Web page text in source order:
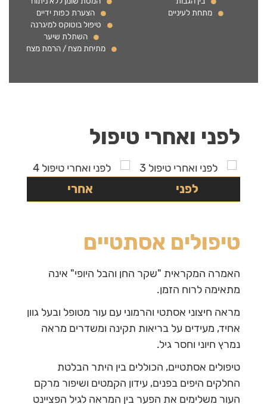
מתחת לעיניים
הצערת כפות ידיים
טיפול בוטוקס למיגרנה
השתלת שיער
מתיחת מצח / הרמת מצח
לפני ואחרי טיפול
לפני אחרי
טיפולים אסתטיים
האמרה המקראית "שקר החן והבל היופי" אינה
מתאימה לרוח הזמן.
מראה חיצוני אסתטי והרמוני עם עור מטופל ובעל גוון
אחיד, מעידים על בריאות תקינה ומשדרים מראה
נמרץ חיוני וחסר גיל.
טיפולים אסתטיים, הכוללים בין היתר הבלטת
החלקים היפים בפנים, עידון הקמטים ושיפור מרקם
העור משלימים את הפער בין המראה לגיל הפציינט